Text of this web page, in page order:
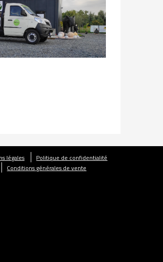
légales
Politique de confidentialité
Conditions générales de vente